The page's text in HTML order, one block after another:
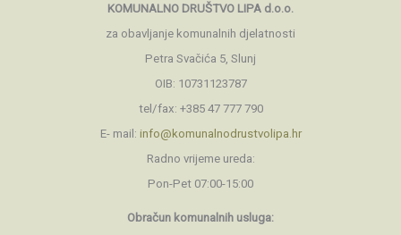
KOMUNALNO DRUŠTVO LIPA d.o.o.
za obavljanje komunalnih djelatnosti
Petra Svačića 5, Slunj
OIB: 10731123787
tel/fax: +385 47 777 790
E- mail: info@komunalnodrustvolipa.hr
Radno vrijeme ureda:
Pon-Pet 07:00-15:00
Obračun komunalnih usluga: